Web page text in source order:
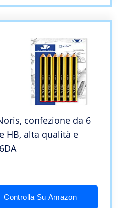
confezione da 6
HB, alta qualità e
Controlla Su Amazon